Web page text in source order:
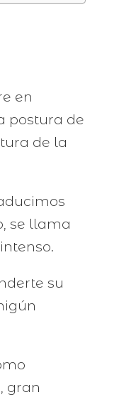
en
postura de
de la
se llama
su
gran